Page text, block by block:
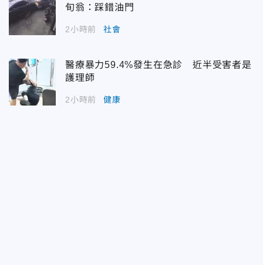
旬翁：踩錯油門
2小時前 社會
醫療暴力59.4%發生在急診 近半受害者是
護理師
2小時前 健康